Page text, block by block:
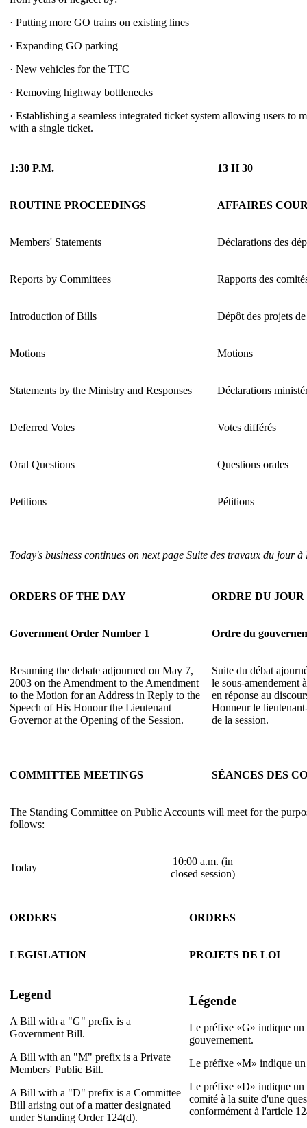
· Putting more GO trains on existing lines
· Expanding GO parking
· New vehicles for the TTC
· Removing highway bottlenecks
· Establishing a seamless integrated ticket system allowing users to
with a single ticket.
1:30 P.M. 13 H 30
ROUTINE PROCEEDINGS AFFAIRES
Members' Statements Déclarations des
Reports by Committees Rapports des
Introduction of Bills Dépôt des projets
Motions Motions
Statements by the Ministry and Responses Déclarations
Deferred Votes Votes différés
Oral Questions Questions orales
Petitions Pétitions
Today's business continues on next page Suite des travaux du jour à
ORDERS OF THE DAY ORDRE DU JOUR
Government Order Number 1 Ordre du
Resuming the debate adjourned on May 7,
2003 on the Amendment to the Amendment
to the Motion for an Address in Reply to the
Speech of His Honour the Lieutenant
Governor at the Opening of the Session.
Suite du débat
le sous-amendement
en réponse au
Honneur le
de la session.
COMMITTEE MEETINGS SÉANCES DES
The Standing Committee on Public Accounts will meet for the
follows:
Today
10:00 a.m. (in
closed session)
ORDERS ORDRES
LEGISLATION PROJETS DE LOI
Legend
A Bill with a "G" prefix is a
Government Bill.
A Bill with an "M" prefix is a Private
Members' Public Bill.
A Bill with a "D" prefix is a Committee
Bill arising out of a matter designated
under Standing Order 124(d).
Légende
Le préfixe «G» indique
gouvernement.
Le préfixe «M» indique
Le préfixe «D» indique un
comité à la suite d'une
conformément à l'article